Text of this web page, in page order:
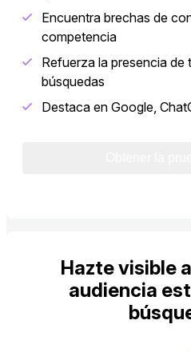
Encuentra brechas de
competencia
Refuerza la presencia de
búsquedas
Destaca en Google,
Hazte visible
audiencia